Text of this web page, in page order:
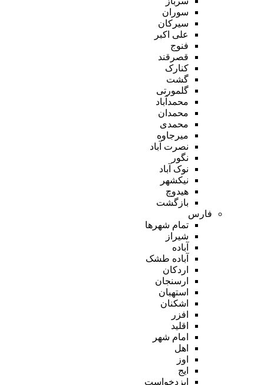
سوران
سیرکان
علی اکبر
فنوج
قصرقند
کنارک
گشت
گلمورتی
محمدآباد
محمدان
محمدی
میرجاوه
نصرت آباد
نگور
نوک آباد
نیکشهر
هیدوچ
بازگشت
فارس
تمام شهر‌ها
شیراز
آباده
آباده طشک
اردکان
ارسنجان
استهبان
اشکنان
افزر
اقلید
امام شهر
اهل
اوز
ایج
ایزدخواست